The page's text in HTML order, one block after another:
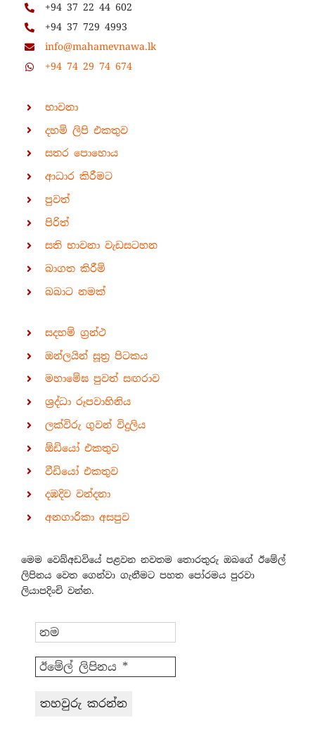
+94 37 22 44 602
+94 37 729 4993
info@mahamevnawa.lk
+94 74 29 74 674
භාවනා
දහම් ලිපි එකතුව
සතර පොහොය
ආධාර කිරීමට
පුවත්
පිරිත්
සති භාවනා වැඩසටහන
බාගත කිරීම්
බබාට නමක්
සදහම් ග්‍රන්ථ
ඔන්ලයින් සූත්‍ර පිටකය
මහාමේඝ පුවත් සඟරාව
ශ්‍රද්ධා රූපවාහිනිය
ලක්විරු ගුවන් විදුලිය
ඕඩියෝ එකතුව
වීඩියෝ එකතුව
දඹදිව වන්දනා
අනගාරිකා අසපුව
මෙම වෙබ්අඩවියේ පළවන නවතම තොරතුරු ඔබගේ ඊමේල්
ලිපිනය වෙත ගෙන්වා ගැනීමට පහත පෝරමය පුරවා
ලියාපදිංචි වන්න.